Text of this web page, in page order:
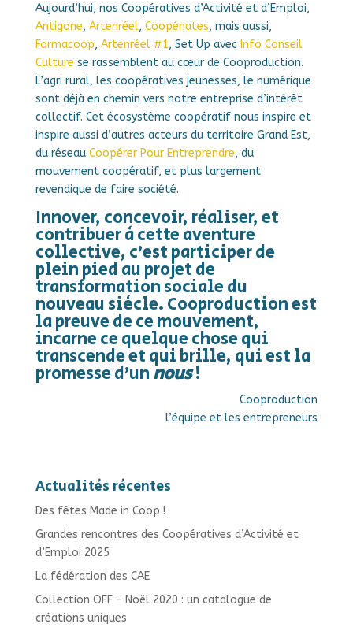
Aujourd’hui, nos Coopératives d’Activité et d’Emploi,
Antigone, Artenréel, Coopénates, mais aussi,
Formacoop, Artenréel #1, Set Up avec Info Conseil
Culture se rassemblent au cœur de Cooproduction.
L’agri rural, les coopératives jeunesses, le numérique
sont déjà en chemin vers notre entreprise d’intérêt
collectif. Cet écosystème coopératif nous inspire et
inspire aussi d’autres acteurs du territoire Grand Est,
du réseau Coopérer Pour Entreprendre, du
mouvement coopératif, et plus largement
revendique de faire société.
Innover, concevoir, réaliser, et
contribuer à cette aventure
collective, c’est participer de
plein pied au projet de
transformation sociale du
nouveau siècle. Cooproduction est
la preuve de ce mouvement,
incarne ce quelque chose qui
transcende et qui brille, qui est la
promesse d’unnous!
Cooproduction
l’équipe et les entrepreneurs
Actualités récentes
Des fêtes Made in Coop !
Grandes rencontres des Coopératives d’Activité et
d’Emploi 2025
La fédération des CAE
Collection OFF – Noël 2020 : un catalogue de
créations uniques